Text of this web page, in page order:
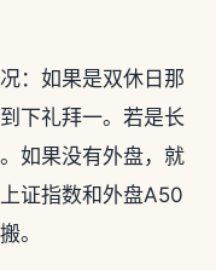
：如果是双休日那
下礼拜一。若是长
如果没有外盘，就
证指数和外盘A50
。